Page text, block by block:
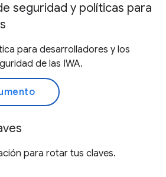
seguridad y políticas para
para desarrolladores y los
de las IWA.
para rotar tus claves.